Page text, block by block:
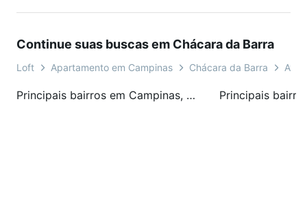
Continue suas buscas em Chácara da Barra
Loft Apartamento em Campinas Chácara da Barra
Principais bairros em Campinas, SP